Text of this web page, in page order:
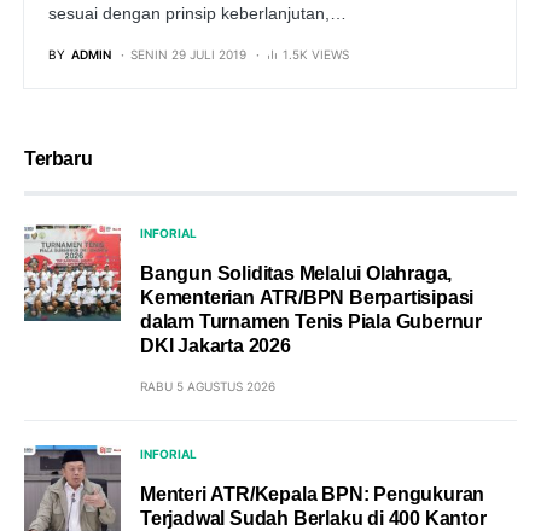
sesuai dengan prinsip keberlanjutan,…
BY ADMIN SENIN 29 JULI 2019 1.5K VIEWS
Terbaru
INFORIAL
Bangun Soliditas Melalui Olahraga,
Kementerian ATR/BPN Berpartisipasi
dalam Turnamen Tenis Piala Gubernur
DKI Jakarta 2026
RABU 5 AGUSTUS 2026
INFORIAL
Menteri ATR/Kepala BPN: Pengukuran
Terjadwal Sudah Berlaku di 400 Kantor